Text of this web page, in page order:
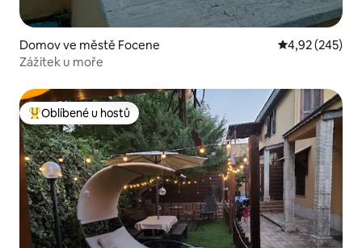
Domov ve městě Focene Průměrné
4,92 (245)
Zážitek u moře
Nejlepší v kategorii Oblíbené u hostů
Oblíbené u hostů